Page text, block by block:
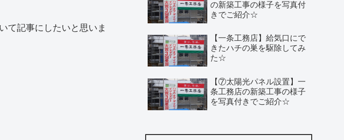
て記事にしたいと思いま
の新築工事の様子を写真付
きでご紹介☆
【一条工務店】給気口にで
きたハチの巣を駆除してみ
た☆
【⑦太陽光パネル設置】一
条工務店の新築工事の様子
を写真付きでご紹介☆